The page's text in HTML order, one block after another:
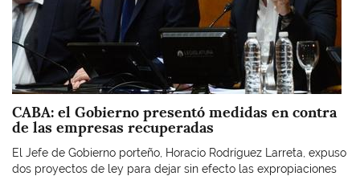
CABA: el Gobierno presentó medidas en contra
de las empresas recuperadas
El Jefe de Gobierno porteño, Horacio Rodríguez Larreta, expuso
dos proyectos de ley para dejar sin efecto las expropiaciones